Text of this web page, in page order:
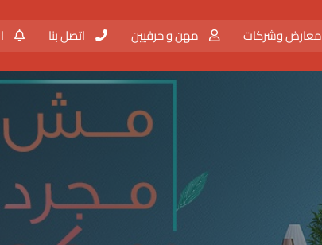
معارض وشركات مهن و حرفيين اتصل بنا